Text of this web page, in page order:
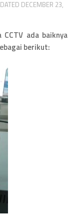
DECEMBER 23,
ada baiknya
berikut: